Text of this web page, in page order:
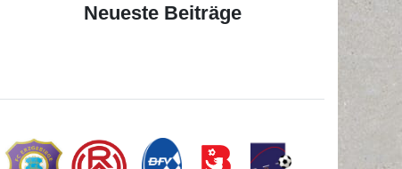
Neueste Beiträge